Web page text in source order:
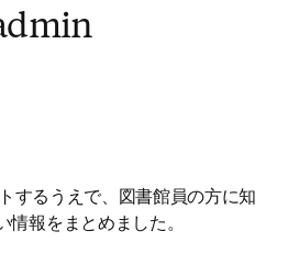
するうえで、図書館員の方に知
報をまとめました。